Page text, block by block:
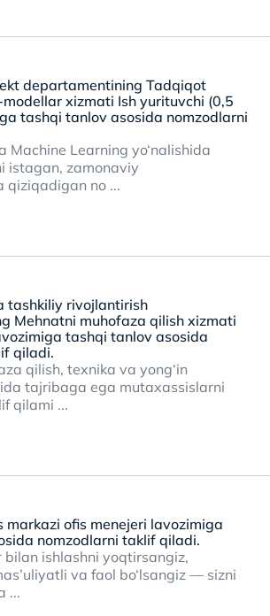
departamentining Tadqiqot
xizmati Ish yurituvchi (0,5
tashqi tanlov asosida nomzodlarni
Machine Learning yo‘nalishida
istagan, zamonaviy
no ...
tashkiliy rivojlantirish
Mehnatni muhofaza qilish xizmati
tashqi tanlov asosida
qiladi.
qilish, texnika va yong‘in
tajribaga ega mutaxassislarni
qilami ...
markazi ofis menejeri lavozimiga
nomzodlarni taklif qiladi.
ishlashni yoqtirsangiz,
va faol bo‘lsangiz — sizni
...